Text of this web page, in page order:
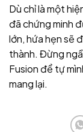
Dù chỉ là một
đã chứng minh
lớn, hứa hẹn sẽ
thành. Đừng
Fusion để tự
mang lại.